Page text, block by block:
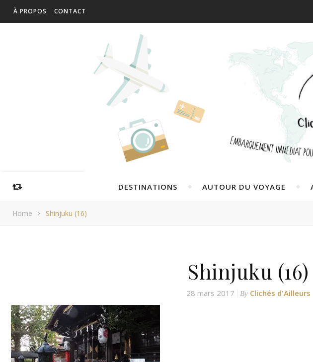
À PROPOS CONTACT
DESTINATIONS AUTOUR DU VOYAGE
Home Shinjuku (16)
Shinjuku (16)
28 mars 2017 By Clichés d'Ailleurs